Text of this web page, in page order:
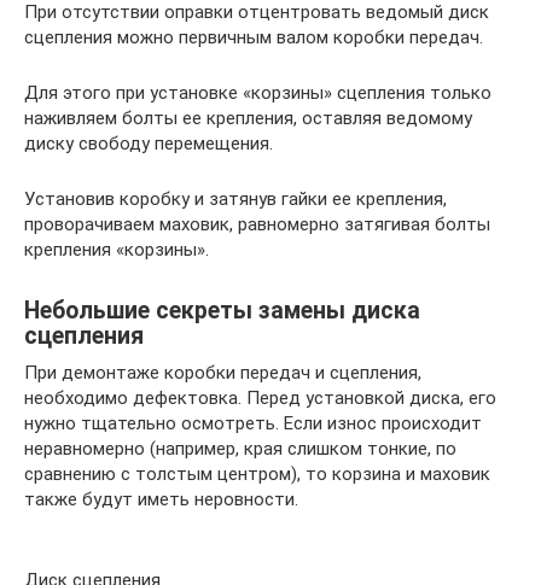
При отсутствии оправки отцентровать ведомый диск
сцепления можно первичным валом коробки передач.
Для этого при установке «корзины» сцепления только
наживляем болты ее крепления, оставляя ведомому
диску свободу перемещения.
Установив коробку и затянув гайки ее крепления,
проворачиваем маховик, равномерно затягивая болты
крепления «корзины».
Небольшие секреты замены диска
сцепления
При демонтаже коробки передач и сцепления,
необходимо дефектовка. Перед установкой диска, его
нужно тщательно осмотреть. Если износ происходит
неравномерно (например, края слишком тонкие, по
сравнению с толстым центром), то корзина и маховик
также будут иметь неровности.
Диск сцепления